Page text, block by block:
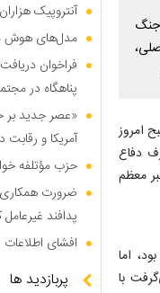
امروز
دفاع
معظم
اما
با
آنتروپیک
مدل‌های هوش
فراخوان
پناهگاه در
«عصر جدید بر
آمریکا و
حزب مؤتلفه
ضرورت
پدافند
افشای اطلاعات ۱۰۰ هزار نیروی پلیس در دارک وب
پربازدید ها